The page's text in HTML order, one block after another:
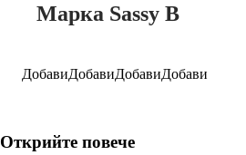
Марка Sassy B
ДобавиДобавиДобавиДобави
Открийте повече